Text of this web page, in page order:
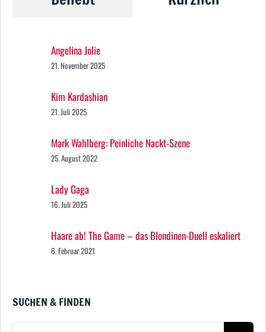
Angelina Jolie
21. November 2025
Kim Kardashian
21. Juli 2025
Mark Wahlberg: Peinliche Nackt-Szene
25. August 2022
Lady Gaga
16. Juli 2025
Haare ab! The Game – das Blondinen-Duell eskaliert
6. Februar 2021
SUCHEN & FINDEN